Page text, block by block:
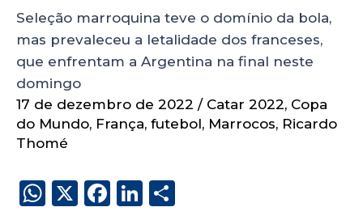
Seleção marroquina teve o domínio da bola,
mas prevaleceu a letalidade dos franceses,
que enfrentam a Argentina na final neste
domingo
17 de dezembro de 2022 / Catar 2022, Copa
do Mundo, França, futebol, Marrocos, Ricardo
Thomé
W X
F
Li